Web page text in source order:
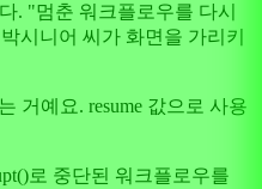
. "멈춘 워크플로우를 다시
시니어 씨가 화면을 가리키
거예요. resume 값으로 사용
로 중단된 워크플로우를